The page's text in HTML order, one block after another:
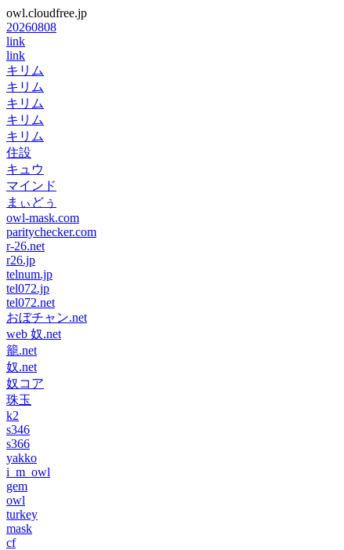
owl.cloudfree.jp
20260808
link
link
キリム
キリム
キリム
キリム
キリム
住設
キュウ
マインド
まぃどぅ
owl-mask.com
paritychecker.com
r-26.net
r26.jp
telnum.jp
tel072.jp
tel072.net
おぼチャン.net
web 奴.net
籠.net
奴.net
奴コア
珠玉
k2
s346
s366
yakko
i_m_owl
gem
owl
turkey
mask
cf